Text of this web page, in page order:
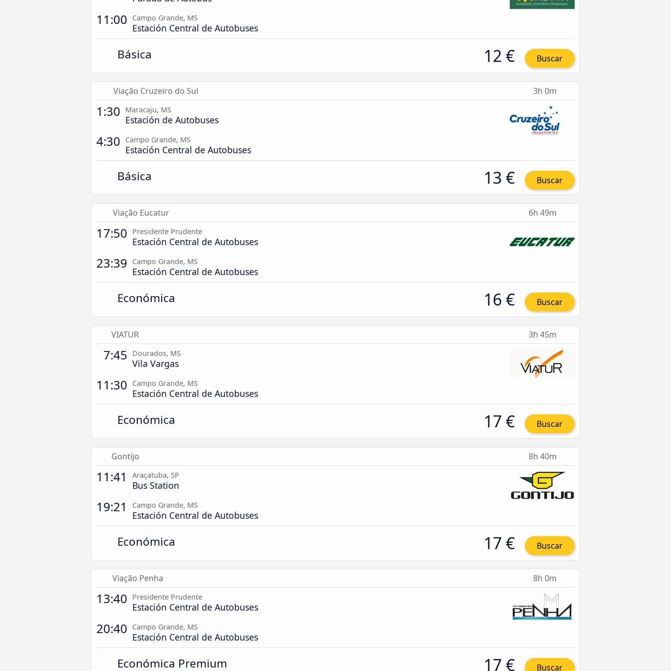
11:00 Campo Grande, MS
Estación Central de Autobuses
Básica 12 € Buscar
Viação Cruzeiro do Sul 3h 0m
1:30 Maracaju, MS
Estación de Autobuses
4:30 Campo Grande, MS
Estación Central de Autobuses
Básica 13 € Buscar
Viação Eucatur 6h 49m
17:50 Presidente Prudente
Estación Central de Autobuses
23:39 Campo Grande, MS
Estación Central de Autobuses
Económica 16 € Buscar
VIATUR 3h 45m
7:45 Dourados, MS
Vila Vargas
11:30 Campo Grande, MS
Estación Central de Autobuses
Económica 17 € Buscar
Gontijo 8h 40m
11:41 Araçatuba, SP
Bus Station
19:21 Campo Grande, MS
Estación Central de Autobuses
Económica 17 € Buscar
Viação Penha 8h 0m
13:40 Presidente Prudente
Estación Central de Autobuses
20:40 Campo Grande, MS
Estación Central de Autobuses
Económica Premium 17 € Buscar